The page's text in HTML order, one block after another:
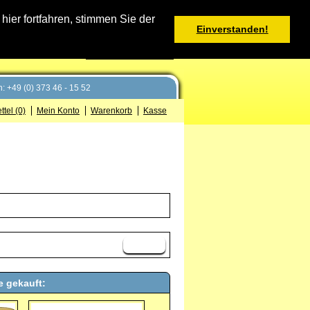
fortfahren, stimmen Sie der
Einverstanden!
Warenkorb
+49 (0) 373 46 - 15 52
(0) Mein Konto Warenkorb Kasse
gekauft: